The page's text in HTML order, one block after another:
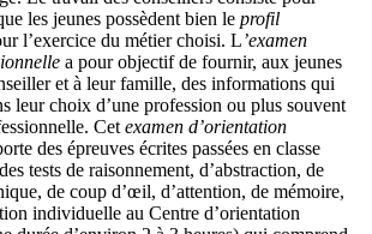
les jeunes possèdent bien le profil
l’exercice du métier choisi. L’examen
a pour objectif de fournir, aux jeunes
et à leur famille, des informations qui
leur choix d’une profession ou plus souvent
Cet examen d’orientation
des épreuves écrites passées en classe
tests de raisonnement, d’abstraction, de
de coup d’œil, d’attention, de mémoire,
individuelle au Centre d’orientation